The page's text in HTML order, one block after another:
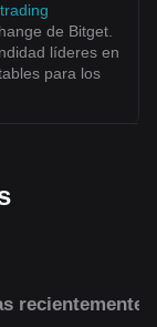
de Bitget.
líderes en
para los
recientemente